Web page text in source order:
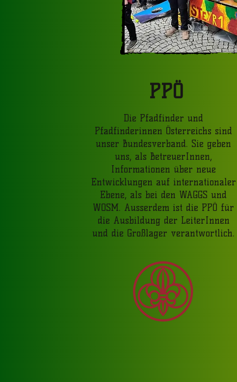
PPÖ
Die Pfadfinder und
Pfadfinderinnen Österreichs sind
unser Bundesverband. Sie geben
uns, als BetreuerInnen,
Informationen über neue
Entwicklungen auf internationaler
Ebene, als bei den WAGGS und
WOSM. Ausserdem ist die PPÖ für
die Ausbildung der LeiterInnen
und die Großlager verantwortlich.